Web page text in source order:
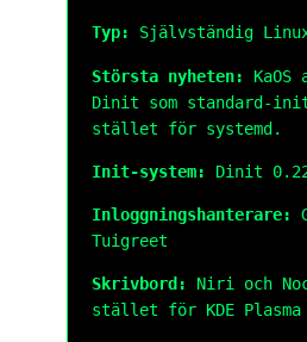
Typ: Självständig
Största nyheten:
KaOS
Dinit som standard-
stället för systemd.
Init-system: Dinit
Inloggningshanterare:
Tuigreet
Skrivbord:
Niri och
stället för KDE Plasma